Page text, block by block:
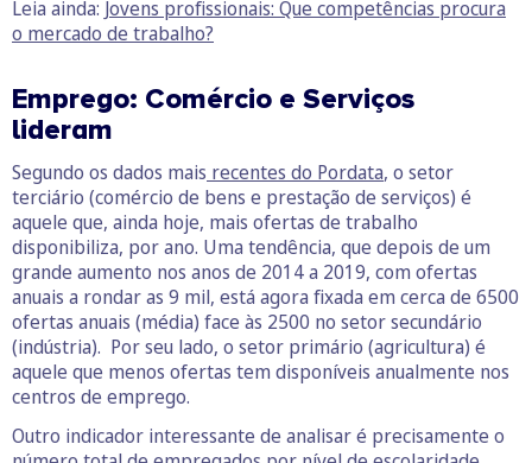
Leia ainda: Jovens profissionais: Que competências procura
o mercado de trabalho?
Emprego: Comércio e Serviços
lideram
Segundo os dados mais recentes do Pordata, o setor
terciário (comércio de bens e prestação de serviços) é
aquele que, ainda hoje, mais ofertas de trabalho
disponibiliza, por ano. Uma tendência, que depois de um
grande aumento nos anos de 2014 a 2019, com ofertas
anuais a rondar as 9 mil, está agora fixada em cerca de 6500
ofertas anuais (média) face às 2500 no setor secundário
(indústria). Por seu lado, o setor primário (agricultura) é
aquele que menos ofertas tem disponíveis anualmente nos
centros de emprego.
Outro indicador interessante de analisar é precisamente o